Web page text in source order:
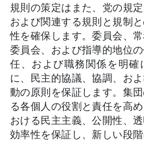
規則の策定はまた、党の規定
および関連する規則と規制
性を確保します。委員会、
委員会、および指導的地位
任、および職務関係を明確
に、民主的協議、協調、お
動の原則を保証します。集
る各個人の役割と責任を高
おける民主主義、公開性、透
効率性を保証し、新しい段